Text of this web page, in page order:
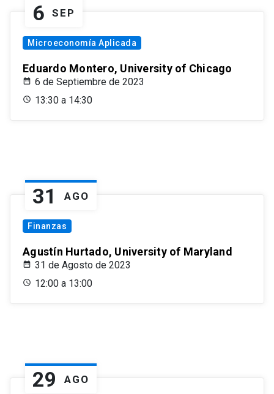
6 SEP
Microeconomía Aplicada
Eduardo Montero, University of Chicago
6 de Septiembre de 2023
13:30 a 14:30
31 AGO
Finanzas
Agustín Hurtado, University of Maryland
31 de Agosto de 2023
12:00 a 13:00
29 AGO